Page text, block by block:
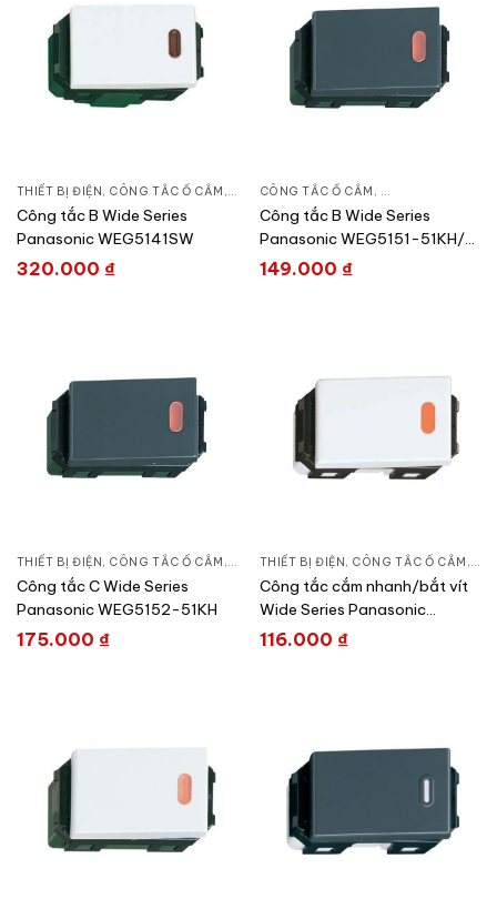
THIẾT BỊ ĐIỆN, CÔNG TẮC Ổ CẮM , DÒNG WIDE SERIES
Công tắc B Wide Series
Panasonic WEG5141SW
320.000 ₫
CÔNG TẮC Ổ CẮM , DÒNG WIDE
Công tắc B Wide Series
Panasonic WEG5151-51KH/
WEG51517H
149.000 ₫
THIẾT BỊ ĐIỆN, CÔNG TẮC Ổ CẮM , DÒNG WIDE SERIES
Công tắc C Wide Series
Panasonic WEG5152-51KH
175.000 ₫
THIẾT BỊ ĐIỆN, CÔNG TẮC Ổ CẮM ,
Công tắc cắm nhanh/bắt vít
Wide Series Panasonic
WEG5151-
116.000 ₫